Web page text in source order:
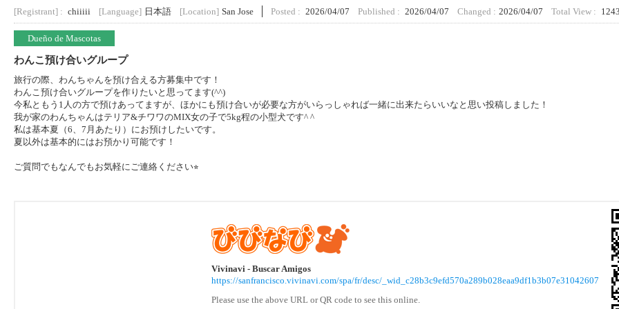
[Registrant] : chiiiii [Language] 日本語 [Location] San Jose Posted : 2026/04/07 Published : 2026/04/07 Changed : 2026/04/07 Total View :
Dueño de Mascotas
わんこ預け合いグループ
旅行の際、わんちゃんを預け合える方募集中です！
わんこ預け合いグループを作りたいと思ってます(^^)
今私ともう1人の方で預けあってますが、ほかにも預け合いが必要な方がいらっしゃれば一緒に出来たらいいなと思い投稿しました！
我が家のわんちゃんはテリア&チワワのMIX女の子で5kg程の小型犬です^ ^
私は基本夏（6、7月あたり）にお預けしたいです。
夏以外は基本的にはお預かり可能です！
ご質問でもなんでもお気軽にご連絡ください⭐︎
Vivinavi - Buscar Amigos
https://sanfrancisco.vivinavi.com/spa/fr/desc/_wid_c28b3c9efd570a289b028eaa9df1b3b07e31042607
Please use the above URL or QR code to see this online.